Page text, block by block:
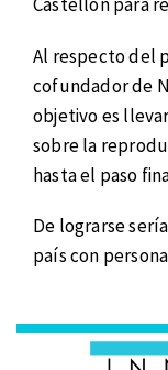
Al respecto del
cofundador de
objetivo es
sobre la
hasta el paso
De lograrse
país con